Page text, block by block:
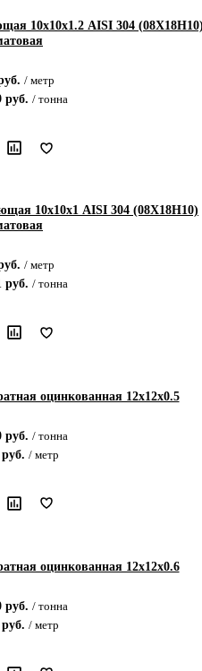
10х10х1.2 AISI 304
/ метр
руб. / тонна
10х10х1 AISI 304 (08Х18Н10)
/ метр
руб. / тонна
оцинкованная 12х12х0.5
руб. / тонна
руб. / метр
оцинкованная 12х12х0.6
руб. / тонна
руб. / метр